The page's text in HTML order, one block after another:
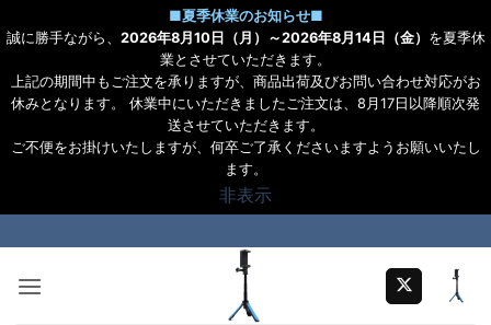
■夏季休業のお知らせ■
誠に勝手ながら、 2026年8月10日（月）～2026年8月14日（金） を夏季休
業とさせていただきます。
上記の期間中もご注文を承りますが、商品出荷及びお問い合わせ対応がお
休みとなります。 休業中にいただきましたご注文は、8月17日以降順次発
送させていただきます。
ご不便をお掛けいたしますが、何卒ご了承くださいますようお願いいたし
ます。
非表示
to
content